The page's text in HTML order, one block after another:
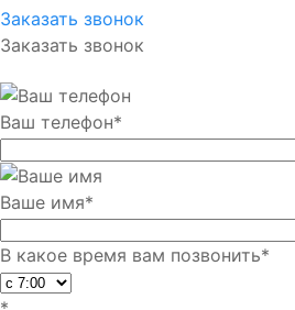
Заказать звонок
Заказать звонок
Ваш телефон*
Ваше имя*
В какое время вам позвонить*